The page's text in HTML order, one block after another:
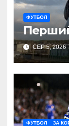
ФУТБОЛ
СЕР 5, 2026
ФУТБОЛ ЗА